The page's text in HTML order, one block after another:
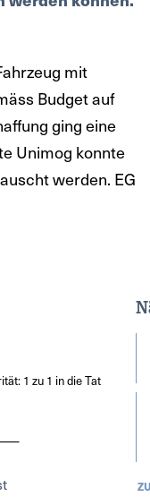
mit
Budget auf
ging eine
Unimog konnte
werden. EG
1 zu 1 in die Tat